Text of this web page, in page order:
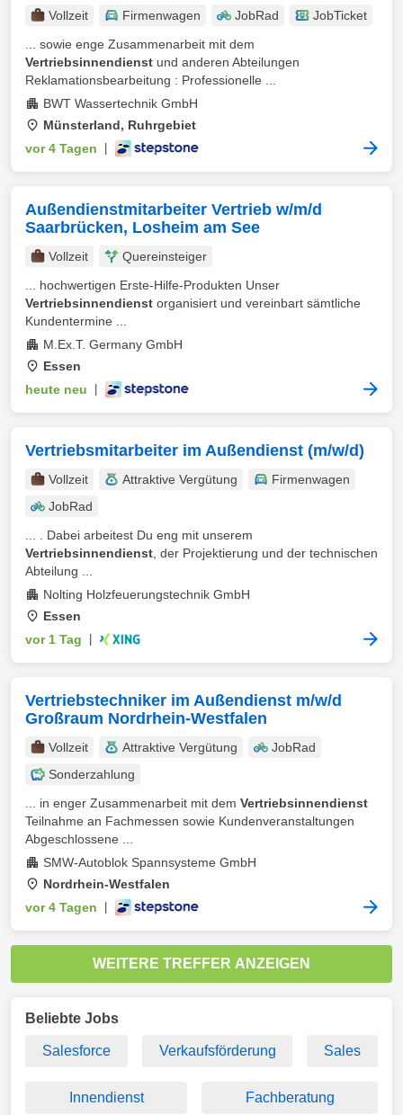
Vollzeit Firmenwagen JobRad
JobTicket
... sowie enge Zusammenarbeit mit dem
Vertriebsinnendienst und anderen Abteilungen
Reklamationsbearbeitung : Professionelle ...
BWT Wassertechnik GmbH
Münsterland, Ruhrgebiet
vor 4 Tagen
Außendienstmitarbeiter Vertrieb w/m/d
Saarbrücken, Losheim am See
Vollzeit
Quereinsteiger
... hochwertigen Erste-Hilfe-Produkten Unser
Vertriebsinnendienst organisiert und vereinbart sämtliche
Kundentermine ...
M.Ex.T. Germany GmbH
Essen
heute neu
Vertriebsmitarbeiter im Außendienst (m/w/d)
Vollzeit Attraktive Vergütung
Firmenwagen
JobRad
... . Dabei arbeitest Du eng mit unserem
Vertriebsinnendienst , der Projektierung und der technischen
Abteilung ...
Nolting Holzfeuerungstechnik GmbH
Essen
vor 1 Tag
Vertriebstechniker im Außendienst m/w/d
Großraum Nordrhein-Westfalen
Vollzeit Attraktive Vergütung
JobRad
Sonderzahlung
... in enger Zusammenarbeit mit dem Vertriebsinnendienst
Teilnahme an Fachmessen sowie Kundenveranstaltungen
Abgeschlossene ...
SMW-Autoblok Spannsysteme GmbH
Nordrhein-Westfalen
vor 4 Tagen
WEITERE TREFFER ANZEIGEN
Beliebte Jobs
Salesforce Verkaufsförderung Sales
Innendienst Fachberatung